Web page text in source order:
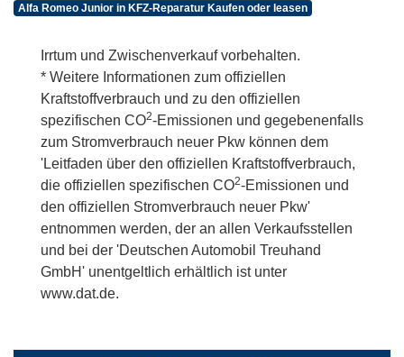
Alfa Romeo Junior in KFZ-Reparatur Kaufen oder leasen
Irrtum und Zwischenverkauf vorbehalten.
* Weitere Informationen zum offiziellen
Kraftstoffverbrauch und zu den offiziellen
spezifischen CO2-Emissionen und gegebenenfalls
zum Stromverbrauch neuer Pkw können dem
'Leitfaden über den offiziellen Kraftstoffverbrauch,
die offiziellen spezifischen CO2-Emissionen und
den offiziellen Stromverbrauch neuer Pkw'
entnommen werden, der an allen Verkaufsstellen
und bei der 'Deutschen Automobil Treuhand
GmbH' unentgeltlich erhältlich ist unter
www.dat.de.